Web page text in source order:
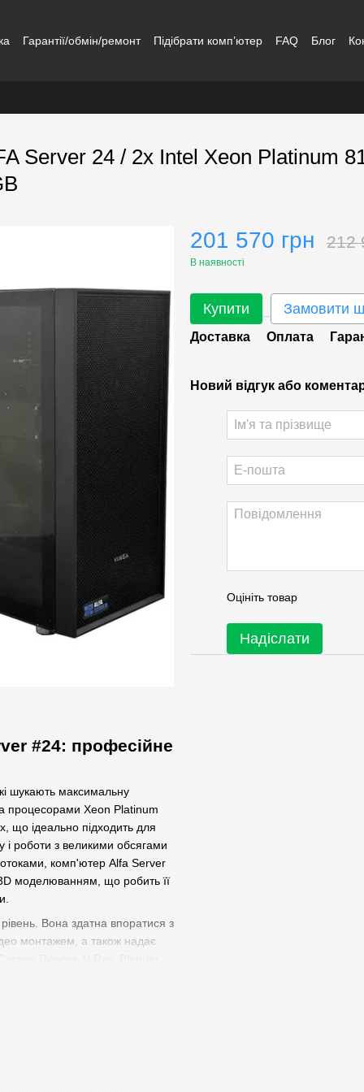
Гарантії/обмін/ремонт Підібрати комп’ютер FAQ Блог
Server 24 / 2x Intel Xeon Platinum
#24: професійне
шукають максимальну
процесорами Xeon Platinum
що ідеально підходить для
і роботи з великими обсягами
комп'ютер Alfa Server
моделюванням, що робить її
Вона здатна впоратися з
монтажем, а також надає
201 570 грн 212
В наявності
Купити Замовити
Доставка Оплата
Новий відгук або
Оцініть товар
Надіслати